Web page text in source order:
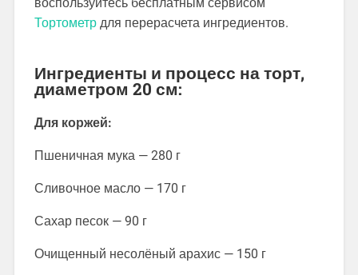
Тортометрдля перерасчета ингредиентов.
Ингредиенты и процесс на торт,
диаметром 20 см:
Для коржей:
Пшеничная мука — 280 г
Сливочное масло — 170 г
Сахар песок — 90 г
Очищенный несолёный арахис — 150 г